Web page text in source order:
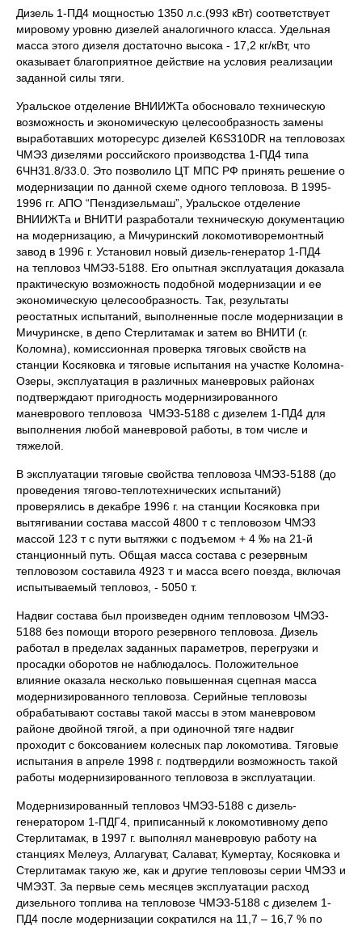
Дизель 1-ПД4 мощностью 1350 л.с.(993 кВт) соответствует
мировому уровню дизелей аналогичного класса. Удельная
масса этого дизеля достаточно высока - 17,2 кг/кВт, что
оказывает благоприятное действие на условия реализации
заданной силы тяги.
Уральское отделение ВНИИЖТа обосновало техническую
возможность и экономическую целесообразность замены
выработавших моторесурс дизелей K6S310DR на тепловозах
ЧМЭ3 дизелями российского производства 1-ПД4 типа
6ЧН31.8/33.0. Это позволило ЦТ МПС РФ принять решение о
модернизации по данной схеме одного тепловоза. В 1995-
1996 гг. АПО “Пенздизельмаш”, Уральское отделение
ВНИИЖТа и ВНИТИ разработали техническую документацию
на модернизацию, а Мичуринский локомотиворемонтный
завод в 1996 г. Установил новый дизель-генератор 1-ПД4
на тепловоз ЧМЭ3-5188. Его опытная эксплуатация доказала
практическую возможность подобной модернизации и ее
экономическую целесообразность. Так, результаты
реостатных испытаний, выполненные после модернизации в
Мичуринске, в депо Стерлитамак и затем во ВНИТИ (г.
Коломна), комиссионная проверка тяговых свойств на
станции Косяковка и тяговые испытания на участке Коломна-
Озеры, эксплуатация в различных маневровых районах
подтверждают пригодность модернизированного
маневрового тепловоза ЧМЭ3-5188 с дизелем 1-ПД4 для
выполнения любой маневровой работы, в том числе и
тяжелой.
В эксплуатации тяговые свойства тепловоза ЧМЭ3-5188 (до
проведения тягово-теплотехнических испытаний)
проверялись в декабре 1996 г. на станции Косяковка при
вытягивании состава массой 4800 т с тепловозом ЧМЭ3
массой 123 т с пути вытяжки с подъемом + 4 ‰ на 21-й
станционный путь. Общая масса состава с резервным
тепловозом составила 4923 т и масса всего поезда, включая
испытываемый тепловоз, - 5050 т.
Надвиг состава был произведен одним тепловозом ЧМЭ3-
5188 без помощи второго резервного тепловоза. Дизель
работал в пределах заданных параметров, перегрузки и
просадки оборотов не наблюдалось. Положительное
влияние оказала несколько повышенная сцепная масса
модернизированного тепловоза. Серийные тепловозы
обрабатывают составы такой массы в этом маневровом
районе двойной тягой, а при одиночной тяге надвиг
проходит с боксованием колесных пар локомотива. Тяговые
испытания в апреле 1998 г. подтвердили возможность такой
работы модернизированного тепловоза в эксплуатации.
Модернизированный тепловоз ЧМЭ3-5188 с дизель-
генератором 1-ПДГ4, приписанный к локомотивному депо
Стерлитамак, в 1997 г. выполнял маневровую работу на
станциях Мелеуз, Аллагуват, Салават, Кумертау, Косяковка и
Стерлитамак такую же, как и другие тепловозы серии ЧМЭ3 и
ЧМЭ3Т. За первые семь месяцев эксплуатации расход
дизельного топлива на тепловозе ЧМЭ3-5188 с дизелем 1-
ПД4 после модернизации сократился на 11,7 – 16,7 % по